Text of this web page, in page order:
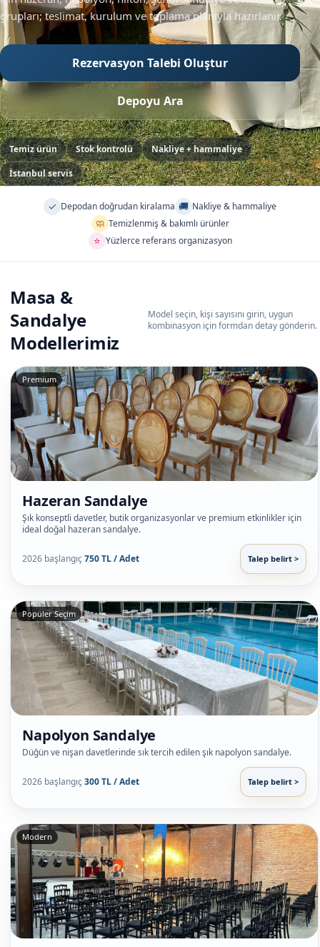
grupları; teslimat, kurulum ve toplama planıyla hazırlanır.
Rezervasyon Talebi Oluştur
Depoyu Ara
Temiz ürün Stok kontrolü
Nakliye + hammaliye
İstanbul servis
✓ Depodan doğrudan kiralama 🚚 Nakliye & hammaliye
🧼 Temizlenmiş & bakımlı ürünler
⭐ Yüzlerce referans organizasyon
Masa &
Sandalye
Modellerimiz
Model seçin, kişi sayısını girin, uygun
kombinasyon için formdan detay gönderin.
Premium
Hazeran Sandalye
Şık konseptli davetler, butik organizasyonlar ve premium etkinlikler için
ideal doğal hazeran sandalye.
2026 başlangıç750 TL / Adet Talep belirt >
Popüler Seçim
Napolyon Sandalye
Düğün ve nişan davetlerinde sık tercih edilen şık napolyon sandalye.
2026 başlangıç300 TL / Adet Talep belirt >
Modern